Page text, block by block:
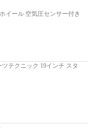
イール 空気圧センサー付き
ツテクニック 19インチ スタ